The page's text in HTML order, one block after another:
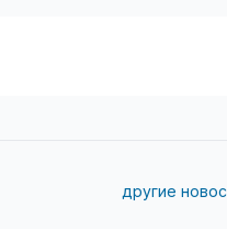
другие